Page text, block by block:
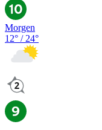
Morgen
12° / 24°